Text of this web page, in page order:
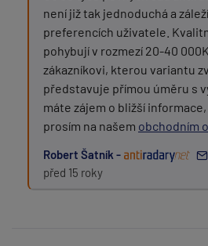
není již tak jednoduchá a
preferencích uživatele.
pohybují v rozmezí 20-40
zákazníkovi, kterou variantu
představuje přímou úměru s
máte zájem o bližší
prosím na našem obchodním
Robert Šatník -
před 15 roky